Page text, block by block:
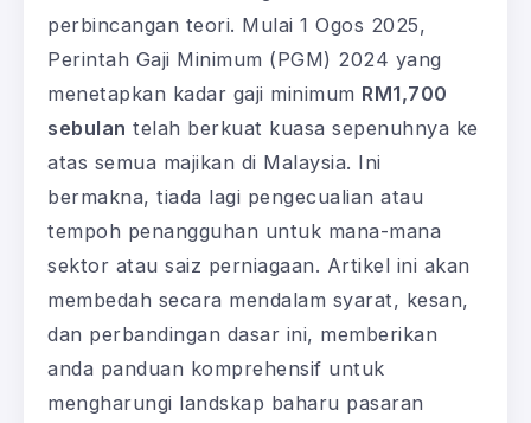
perbincangan teori. Mulai 1 Ogos 2025,
Perintah Gaji Minimum (PGM) 2024 yang
menetapkan kadar gaji minimum RM1,700
sebulan telah berkuat kuasa sepenuhnya ke
atas semua majikan di Malaysia. Ini
bermakna, tiada lagi pengecualian atau
tempoh penangguhan untuk mana-mana
sektor atau saiz perniagaan. Artikel ini akan
membedah secara mendalam syarat, kesan,
dan perbandingan dasar ini, memberikan
anda panduan komprehensif untuk
mengharungi landskap baharu pasaran